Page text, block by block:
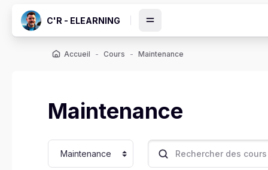
C'R - ELEARNING
Accueil Cours Maintenance
Maintenance
Catégories de cours
Rechercher des cours